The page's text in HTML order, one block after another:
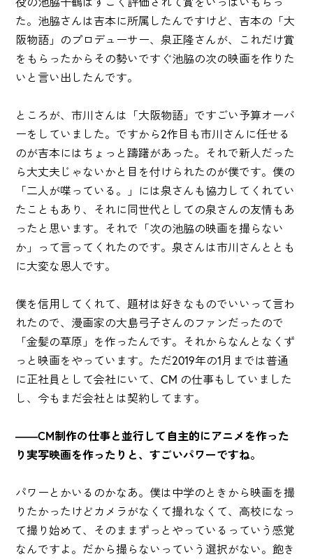
た。池脇さんは吉本に所属したんですけど、吉本の「大
阪物語」のプロデューサー、泉正隆さんが、これだけ賞
をもらったからその勢いですぐ池脇の次の映画を作りた
いと言い出したんです。
ところが、市川さんは「大阪物語」ですごい予算オーバ
ーをしていました。ですから2作目も市川さんに任せる
のが吉本にはちょっと躊躇があった。それで新人だった
ら大丈夫じゃないかと目を付けられたのが僕です。僕の
「二人が喋っている。」には泉さんも協力してくれてい
たこともあり、それに同世代としての泉さんの友情もあ
ったと思います。それで「次の池脇の映画を撮らない
か」って言ってくれたのです。泉さんは市川さんととも
に大変な恩人です。
僕を信用してくれて、題材は好きなものでいいって言わ
れたので、漫画家の大島弓子さんのファンだったので
「金髪の草原」を作ったんです。それからなんとなくず
っと映画をやっています。ただ2019年の1月までは普通
に正社員として会社にいて、CM の仕事もしていました
し、今もまだ会社とは契約してます。
――CM制作の仕事と並行して自主的にアニメを作った
り実写映画を作ったりと、すごいパワーですね。
パワーとかいるのかなあ。僕は中学のときから映画を撮
りたかったけどカメラがなくて撮れなくて、高校になっ
て撮り始めて、そのままずっとやっているっていう感覚
なんですよ。だから撮らないっていう選択がない。飽き